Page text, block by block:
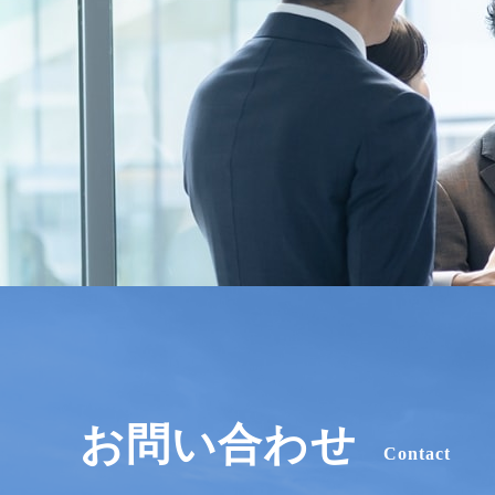
お問い合わせ Contact